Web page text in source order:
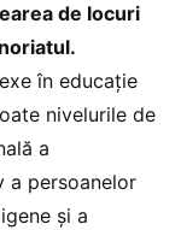
de locuri
în educație
nivelurile de
a
a persoanelor
și a